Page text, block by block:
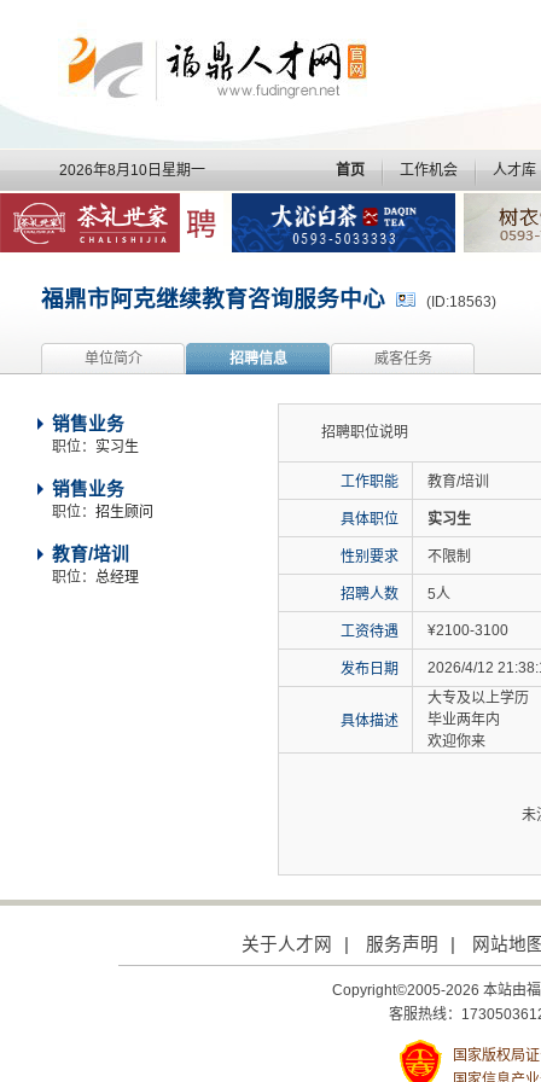
2026年8月10日星期一 首页 工作机会 人才库
福鼎市阿克继续教育咨询服务中心 (ID:18563)
单位简介 招聘信息 威客任务
销售业务
职位： 实习生
销售业务
职位： 招生顾问
教育/培训
职位： 总经理
招聘职位说明
工作职能 教育/培训
具体职位 实习生
性别要求 不限制
招聘人数 5人
工资待遇 ¥2100-3100
发布日期 2026/4/12
具体描述
大专及以上学历
毕业两年内
欢迎你来
未
关于人才网 服务声明 网站地
Copyright©2005-2026 本站由
客服热线：
国家版权局